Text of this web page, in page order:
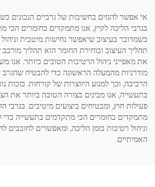
אי אפשר להגזים בחשיבות של גרביים הנכונים
בגרבי הליכה לקיץ, אנו מתמקדים בחומרים הכי
כשמדובר בעיצוב שיאפשר נחישות מיטבית
תהליך העיצוב ובוחירת החומר הוא תהליך
את מאפייני ניהול הרטיבות הטובים ביותר. אנו
מודרניות מהמעלה הראשונה כדי להבטיח
הרכיבה, וכך למנוע היווצרות של קורחות. בזכות
בתעשייה, אנו מבינים בצורה הטובה ביותר את
פעילות חוץ, ומבטיחים ביצועים מיטיבים. בגרבי
מתמקדים בחומרים הכי מתקדמים בתעשייה כדי
וניהול רטיבות בזמן הליכה, ומאפשרים לחובבים
האמיתיים.